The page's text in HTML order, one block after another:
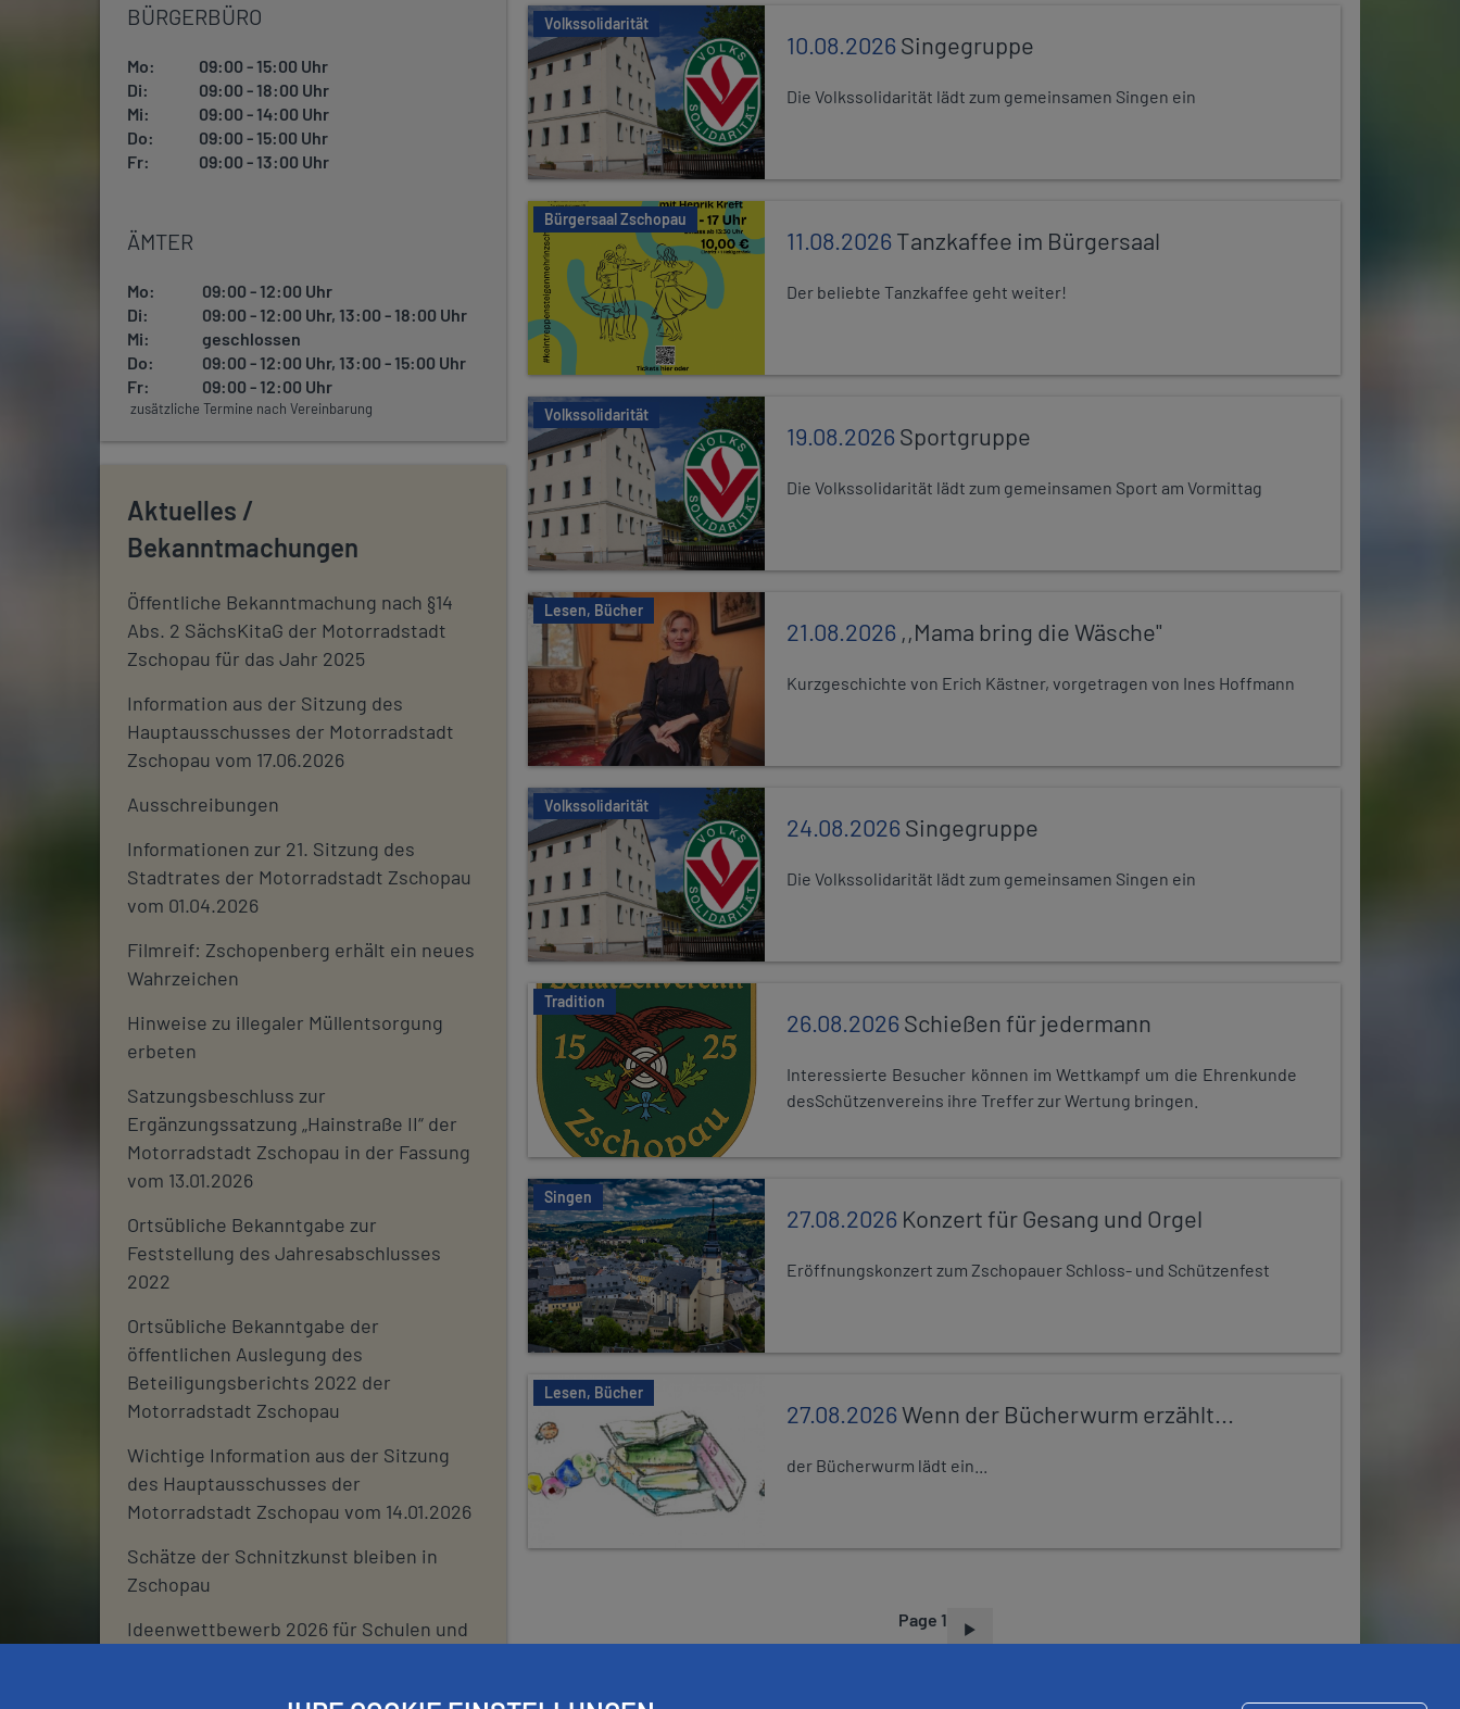
BÜRGERBÜRO
Mo:
09:00 - 15:00 Uhr
Di:
09:00 - 18:00 Uhr
Mi:
09:00 - 14:00 Uhr
Do:
09:00 - 15:00 Uhr
Fr:
09:00 - 13:00 Uhr
ÄMTER
Mo:
09:00 - 12:00 Uhr
Di:
09:00 - 12:00 Uhr, 13:00 - 18:00 Uhr
Mi:
geschlossen
Do:
09:00 - 12:00 Uhr, 13:00 - 15:00 Uhr
Fr:
09:00 - 12:00 Uhr
zusätzliche Termine nach Vereinbarung
Aktuelles /
Bekanntmachungen
Öffentliche Bekanntmachung nach §14
Abs. 2 SächsKitaG der Motorradstadt
Zschopau für das Jahr 2025
Information aus der Sitzung des
Hauptausschusses der Motorradstadt
Zschopau vom 17.06.2026
Ausschreibungen
Informationen zur 21. Sitzung des
Stadtrates der Motorradstadt Zschopau
vom 01.04.2026
Filmreif: Zschopenberg erhält ein neues
Wahrzeichen
Hinweise zu illegaler Müllentsorgung
erbeten
Satzungsbeschluss zur
Ergänzungssatzung „Hainstraße II“ der
Motorradstadt Zschopau in der Fassung
vom 13.01.2026
Ortsübliche Bekanntgabe zur
Feststellung des Jahresabschlusses
2022
Ortsübliche Bekanntgabe der
öffentlichen Auslegung des
Beteiligungsberichts 2022 der
Motorradstadt Zschopau
Wichtige Information aus der Sitzung
des Hauptausschusses der
Motorradstadt Zschopau vom 14.01.2026
Schätze der Schnitzkunst bleiben in
Zschopau
Ideenwettbewerb 2026 für Schulen und
Stadtjournal 2026: Wir suchen euch
Volkssolidarität
10.08.2026Singegruppe
Die Volkssolidarität lädt zum gemeinsamen Singen ein
Bürgersaal Zschopau
11.08.2026Tanzkaffee im Bürgersaal
Der beliebte Tanzkaffee geht weiter!
Volkssolidarität
19.08.2026Sportgruppe
Die Volkssolidarität lädt zum gemeinsamen Sport am Vormittag
Lesen, Bücher
21.08.2026 ,,Mama bring die Wäsche"
Kurzgeschichte von Erich Kästner, vorgetragen von Ines Hoffmann
Volkssolidarität
24.08.2026Singegruppe
Die Volkssolidarität lädt zum gemeinsamen Singen ein
Tradition
26.08.2026Schießen für jedermann
Interessierte Besucher können im Wettkampf um die Ehrenkunde
desSchützenvereins ihre Treffer zur Wertung bringen.
Singen
27.08.2026 Konzert für Gesang und Orgel
Eröffnungskonzert zum Zschopauer Schloss- und Schützenfest
Lesen, Bücher
27.08.2026Wenn der Bücherwurm erzählt...
der Bücherwurm lädt ein...
P
G
Page 1